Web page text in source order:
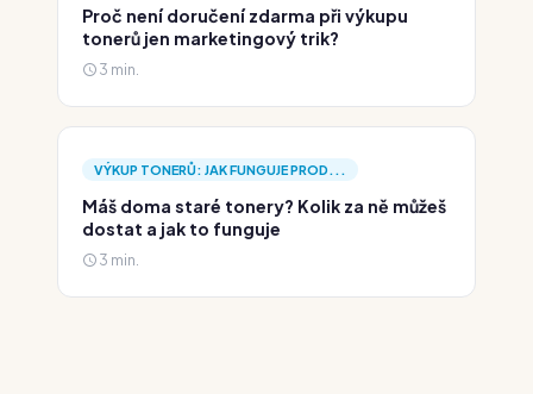
Proč není doručení zdarma při výkupu
tonerů jen marketingový trik?
3 min.
VÝKUP TONERŮ: JAK FUNGUJE PROD...
Máš doma staré tonery? Kolik za ně můžeš
dostat a jak to funguje
3 min.